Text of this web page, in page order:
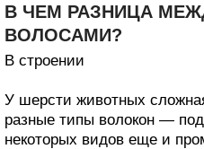
В ЧЕМ РАЗНИЦА
ВОЛОСАМИ?
В строении
У шерсти животных
разные типы волокон —
некоторых видов еще и